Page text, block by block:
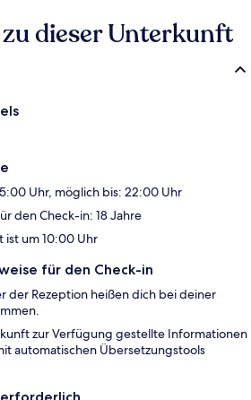
dieser Unterkunft
Uhr, möglich bis: 22:00 Uhr
den Check-in: 18 Jahre
ist um 10:00 Uhr
für den Check-in
der Rezeption heißen dich bei deiner
zur Verfügung gestellte Informationen
automatischen Übersetzungstools